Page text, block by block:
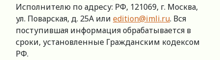
Исполнителю по адресу: РФ, 121069, г. Москва,
ул. Поварская, д. 25А или edition@imli.ru. Вся
поступившая информация обрабатывается в
сроки, установленные Гражданским кодексом
РФ.